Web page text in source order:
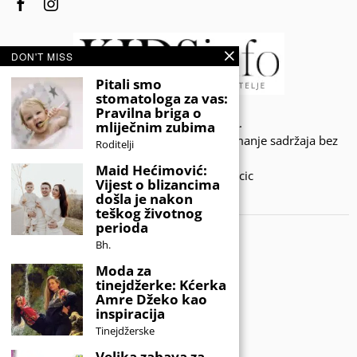
© 2020 - KIDSINFO.BA.
Sva prava zadržana. Zabranjeno preuzimanje sadržaja bez
Developed by Amar SIjercic
IZAŠAO JE NOVI MAGAZIN!
DON'T MISS
Pitali smo
stomatologa za vas:
Pravilna briga o
mliječnim zubima
Roditelji
Maid Hećimović:
Vijest o blizancima
došla je nakon
teškog životnog
perioda
Bh.
Moda za
tinejdžerke: Kćerka
Amre Džeko kao
inspiracija
Tinejdžerske